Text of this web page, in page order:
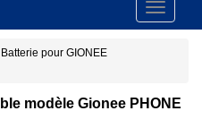
Toggle
Batterie pour GIONEE
modèle Gionee PHONE